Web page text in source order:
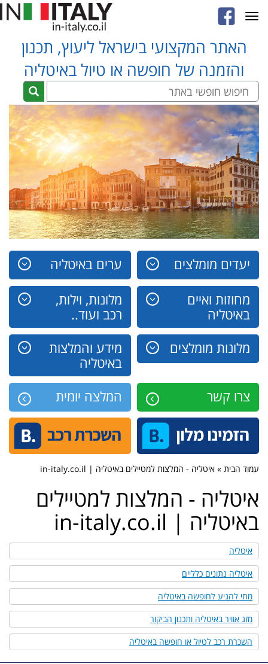
האתר המקצועי בישראל ליעוץ, תכנון
והזמנה של חופשה או טיול באיטליה
יעדים מומלצים ערים באיטליה
מחוזות ואיים
באיטליה
מלונות, וילות,
רכב ועוד..
מלונות מומלצים
מידע והמלצות
באיטליה
צרו קשר
המלצה יומית
Toggle
navigation
עמוד הבית » איטליה - המלצות למטיילים באיטליה | in-italy.co.il
איטליה - המלצות למטיילים
באיטליה | in-italy.co.il
איטליה
איטליה נתונים כלליים
מתי להגיע לחופשה באיטליה
מזג אוויר באיטליה ותכנון הביקור
השכרת רכב לטיול או חופשה באיטליה